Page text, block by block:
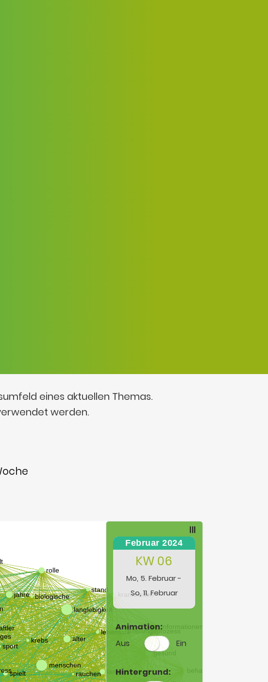
eines aktuellen Themas.
werden.
Februar 2024
KW 06
Mo, 5. Februar -
So, 11. Februar
Animation:
Aus
Ein
Hintergrund: